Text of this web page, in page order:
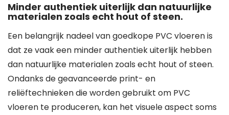
Minder authentiek uiterlijk dan natuurlijke
materialen zoals echt hout of steen.
Een belangrijk nadeel van goedkope PVC vloeren is
dat ze vaak een minder authentiek uiterlijk hebben
dan natuurlijke materialen zoals echt hout of steen.
Ondanks de geavanceerde print- en
reliëftechnieken die worden gebruikt om PVC
vloeren te produceren, kan het visuele aspect soms